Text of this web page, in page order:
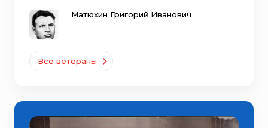
Матюхин Григорий Иванович
Все ветераны